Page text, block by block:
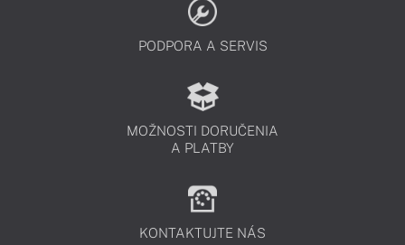
PODPORA A SERVIS
MOŽNOSTI DORUČENIA
A PLATBY
KONTAKTUJTE NÁS